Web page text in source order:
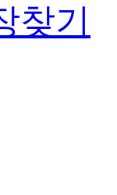
찾기